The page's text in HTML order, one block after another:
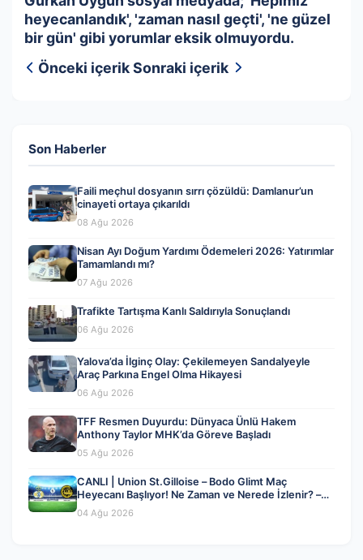
heyecanlandık', 'zaman nasıl geçti', 'ne güzel
bir gün' gibi yorumlar eksik olmuyordu.
Önceki içerikSonraki içerik
Son Haberler
Faili meçhul dosyanın sırrı çözüldü: Damlanur’un
cinayeti ortaya çıkarıldı
08 Ağu 2026
Nisan Ayı Doğum Yardımı Ödemeleri 2026: Yatırımlar
Tamamlandı mı?
07 Ağu 2026
Trafikte Tartışma Kanlı Saldırıyla Sonuçlandı
06 Ağu 2026
Yalova’da İlginç Olay: Çekilemeyen Sandalyeyle
Araç Parkına Engel Olma Hikayesi
06 Ağu 2026
TFF Resmen Duyurdu: Dünyaca Ünlü Hakem
Anthony Taylor MHK’da Göreve Başladı
05 Ağu 2026
CANLI | Union St.Gilloise – Bodo Glimt Maç
Heyecanı Başlıyor! Ne Zaman ve Nerede İzlenir? –
04 Ağustos 2026
04 Ağu 2026